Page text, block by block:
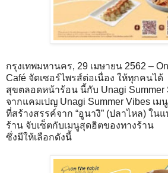
กรุงเทพมหานคร, 29 เมษายน 2562 –
Café จัดเซอร์ไพรส์ต่อเนื่อง ให้ทุกคนได้
สุขตลอดหน้าร้อน นี้กับ Unagi Summer
จากแคมเปญ Unagi Summer Vibes เมนู
ที่สร้างสรรค์จาก “อูนางิ” (ปลาไหล) ใน
ร้าน จับเซ็ตกับเมนูสุดฮิตของทางร้าน
ซึ่งมีให้เลือกดังนี้